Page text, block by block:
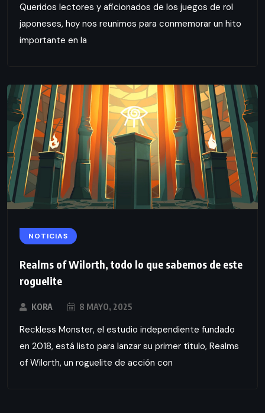
Queridos lectores y aficionados de los juegos de rol
japoneses, hoy nos reunimos para conmemorar un hito
importante en la
NOTICIAS
Realms of Wilorth, todo lo que sabemos de este
roguelite
KORA 8 MAYO, 2025
Reckless Monster, el estudio independiente fundado
en 2018, está listo para lanzar su primer título, Realms
of Wilorth, un roguelite de acción con